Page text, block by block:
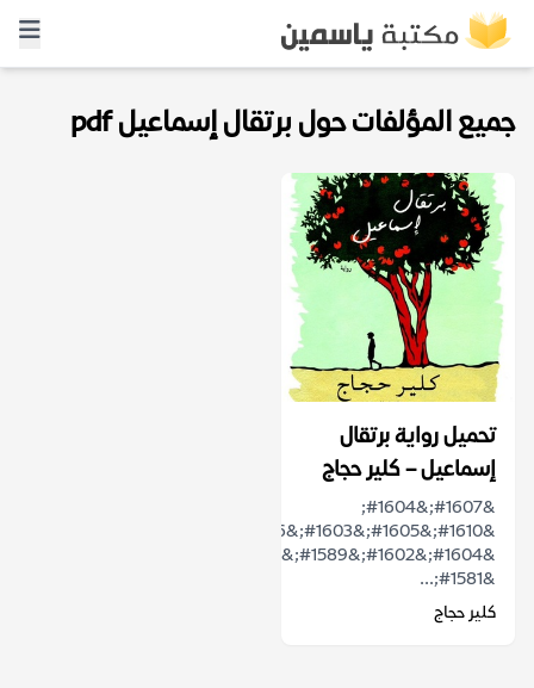
جميع المؤلفات حول برتقال إسماعيل pdf
تحميل رواية برتقال
إسماعيل – كلير حجاج
&#1607;&#1604;
&#1581;...
كلير حجاج